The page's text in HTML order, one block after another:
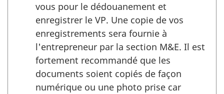
vous pour le dédouanement et
enregistrer le VP. Une copie de vos
enregistrements sera fournie à
l'entrepreneur par la section M&E. Il est
fortement recommandé que les
documents soient copiés de façon
numérique ou une photo prise car